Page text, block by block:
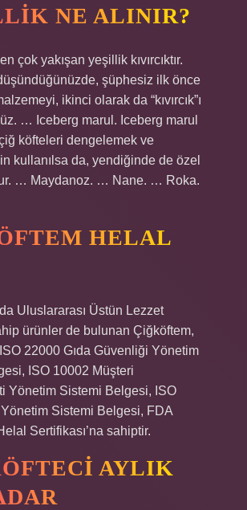
NE ALINIR?
çok yakışan yeşillik kıvırcıktır.
şüphesiz ilk önce
ikinci olarak da “kıvırcık”ı
… Iceberg marul. Iceberg marul
köfteleri dengelemek ve
kullanılsa da, yendiğinde de özel
… Maydanoz. … Nane. … Roka.
HELAL
Uluslararası Üstün Lezzet
ürünler de bulunan Çiğköftem,
22000 Gıda Güvenliği Yönetim
ISO 10002 Müşteri
Yönetim Sistemi Belgesi, ISO
Sistemi Belgesi, FDA
Sertifikası’na sahiptir.
AYLIK